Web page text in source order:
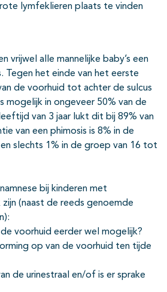
lymfeklieren plaats te vinden
vrijwel alle mannelijke baby’s een
Tegen het einde van het eerste
de voorhuid tot achter de sulcus
mogelijk in ongeveer 50% van de
van 3 jaar lukt dit bij 89% van
van een phimosis is 8% in de
slechts 1% in de groep van 16 tot
bij kinderen met
(naast de reeds genoemde
voorhuid eerder wel mogelijk?
op van de voorhuid ten tijde
de urinestraal en/of is er sprake